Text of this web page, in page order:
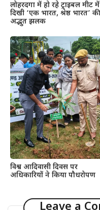
लोहरदगा में हो रहे ट्राइबल मीट में
दिखी ‘एक भारत, श्रेष्ठ भारत’ की
अद्भुत झलक
विश्व आदिवासी दिवस पर
अधिकारियों ने किया पौधरोपण